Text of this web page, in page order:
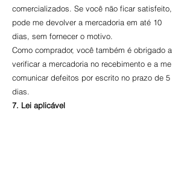
comercializados. Se você não ficar satisfeito,
pode me devolver a mercadoria em até 10
dias, sem fornecer o motivo.
Como comprador, você também é obrigado a
verificar a mercadoria no recebimento e a me
comunicar defeitos por escrito no prazo de 5
dias.
7. Lei aplicável